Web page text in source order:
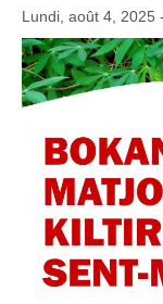
Lundi, août 4, 2025